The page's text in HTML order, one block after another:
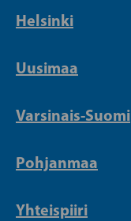
Helsinki
Uusimaa
Varsinais-Suomi
Pohjanmaa
Yhteispiiri